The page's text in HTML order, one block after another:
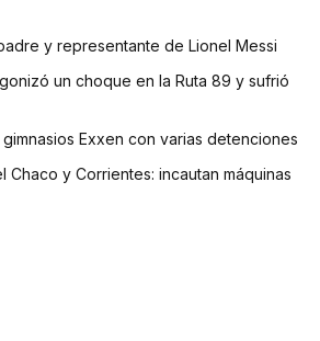
y representante de Lionel Messi
un choque en la Ruta 89 y sufrió
Exxen con varias detenciones
Chaco y Corrientes: incautan máquinas